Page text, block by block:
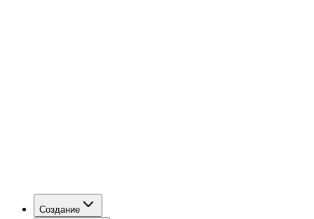
Создание